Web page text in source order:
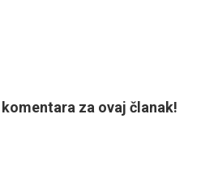
za ovaj članak!